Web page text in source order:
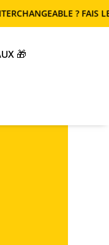
? FAIS LE TEST !
🎁